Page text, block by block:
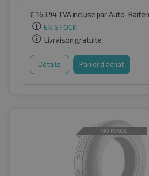
€ 163.94TVA incluse par Auto-Raifen
EN STOCK
Livraison gratuite
Détails Panier d'achat